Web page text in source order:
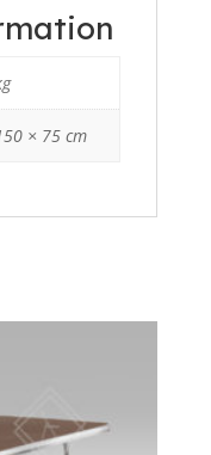
× 75 cm